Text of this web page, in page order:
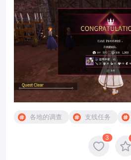
各地的调查 支线任务
3